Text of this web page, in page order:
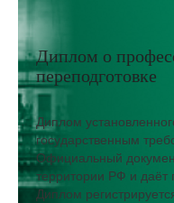
Диплом о
переподготовке
Диплом
государственным
Официальный
территории РФ и даёт
Диплом